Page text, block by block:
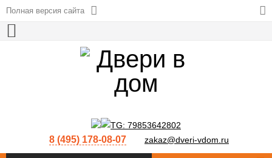
Полная версия сайта
8 (495) 178-08-07 zakaz@dveri-vdom.ru